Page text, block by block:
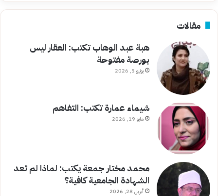
مقالات
هبة عبد الوهاب تكتب: العقار ليس
بورصة مفتوحة
يونيو 5, 2026
شيماء عمارة تكتب: التفاهم
مايو 19, 2026
محمد مختار جمعة يكتب: لماذا لم تعد
الشهادة الجامعية كافية؟
أبريل 28, 2026